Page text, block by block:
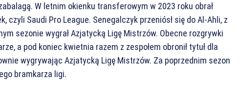
W letnim okienku transferowym w 2023 roku obrał
czyli Saudi Pro League. Senegalczyk przeniósł się do Al-Ahli, z
sezonie wygrał Azjatycką Ligę Mistrzów. Obecne rozgrywki
a pod koniec kwietnia razem z zespołem obronił tytuł dla
wygrywając Azjatycką Ligę Mistrzów. Za poprzednim sezon
bramkarza ligi.